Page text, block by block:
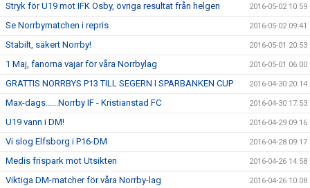
Stryk för U19 mot IFK Osby, övriga resultat från helgen 2016-05-02 10:59
Se Norrbymatchen i repris 2016-05-02 09:41
Stabilt, säkert Norrby! 2016-05-01 20:53
1 Maj, fanorna vajar för våra Norrbylag 2016-05-01 06:00
GRATTIS NORRBYS P13 TILL SEGERN I SPARBANKEN CUP 2016-04-30 20:14
Max-dags......Norrby IF - Kristianstad FC 2016-04-30 17:53
U19 vann i DM! 2016-04-29 09:16
Vi slog Elfsborg i P16-DM 2016-04-28 09:17
Medis frispark mot Utsikten 2016-04-26 14:58
Viktiga DM-matcher för våra Norrby-lag 2016-04-26 10:08